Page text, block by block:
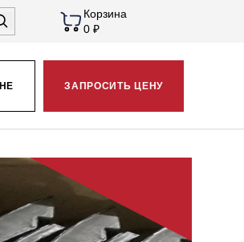
Корзина
0 ₽
ЗАПРОСИТЬ ЦЕНУ